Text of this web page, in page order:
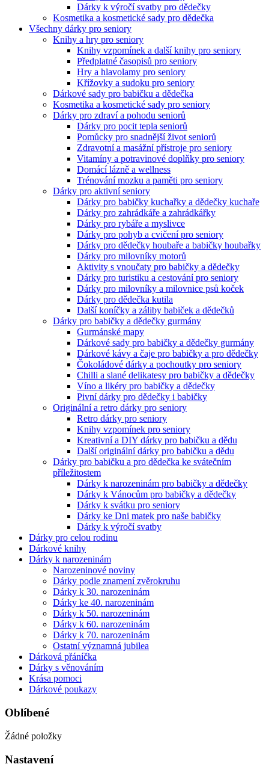
Dárky k výročí svatby pro dědečky
Kosmetika a kosmetické sady pro dědečka
Všechny dárky pro seniory
Knihy a hry pro seniory
Knihy vzpomínek a další knihy pro seniory
Předplatné časopisů pro seniory
Hry a hlavolamy pro seniory
Křížovky a sudoku pro seniory
Dárkové sady pro babičku a dědečka
Kosmetika a kosmetické sady pro seniory
Dárky pro zdraví a pohodu seniorů
Dárky pro pocit tepla seniorů
Pomůcky pro snadnější život seniorů
Zdravotní a masážní přístroje pro seniory
Vitamíny a potravinové doplňky pro seniory
Domácí lázně a wellness
Trénování mozku a paměti pro seniory
Dárky pro aktivní seniory
Dárky pro babičky kuchařky a dědečky kuchaře
Dárky pro zahrádkáře a zahrádkářky
Dárky pro rybáře a myslivce
Dárky pro pohyb a cvičení pro seniory
Dárky pro dědečky houbaře a babičky houbařky
Dárky pro milovníky motorů
Aktivity s vnoučaty pro babičky a dědečky
Dárky pro turistiku a cestování pro seniory
Dárky pro milovníky a milovnice psů koček
Dárky pro dědečka kutila
Další koníčky a záliby babiček a dědečků
Dárky pro babičky a dědečky gurmány
Gurmánské mapy
Dárkové sady pro babičky a dědečky gurmány
Dárkové kávy a čaje pro babičky a pro dědečky
Čokoládové dárky a pochoutky pro seniory
Chilli a slané delikatesy pro babičky a dědečky
Víno a likéry pro babičky a dědečky
Pivní dárky pro dědečky i babičky
Originální a retro dárky pro seniory
Retro dárky pro seniory
Knihy vzpomínek pro seniory
Kreativní a DIY dárky pro babičku a dědu
Další originální dárky pro babičku a dědu
Dárky pro babičku a pro dědečka ke svátečním
příležitostem
Dárky k narozeninám pro babičky a dědečky
Dárky k Vánocům pro babičky a dědečky
Dárky k svátku pro seniory
Dárky ke Dni matek pro naše babičky
Dárky k výročí svatby
Dárky pro celou rodinu
Dárkové knihy
Dárky k narozeninám
Narozeninové noviny
Dárky podle znamení zvěrokruhu
Dárky k 30. narozeninám
Dárky ke 40. narozeninám
Dárky k 50. narozeninám
Dárky k 60. narozeninám
Dárky k 70. narozeninám
Ostatní významná jubilea
Dárková přáníčka
Dárky s věnováním
Krása pomoci
Dárkové poukazy
Oblíbené
Žádné položky
Nastavení